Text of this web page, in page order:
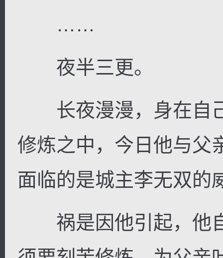
……
夜半三更。
长夜漫漫，身在自
修炼之中，今日他与父
面临的是城主李无双的
祸是因他引起，他